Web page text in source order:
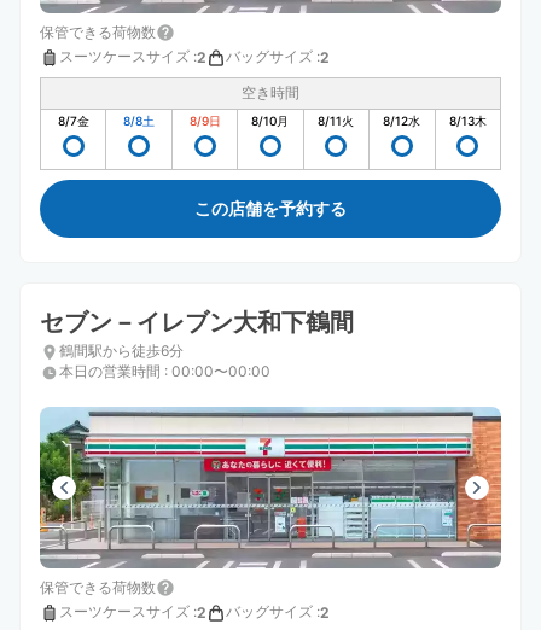
保管できる荷物数
スーツケースサイズ :2 バッグサイズ :2
空き時間
8/7金 8/8土 8/9日 8/10月 8/11火 8/12水 8/13木
この店舗を予約する
セブン－イレブン大和下鶴間
鶴間駅から徒歩6分
本日の営業時間 : 00:00〜00:00
保管できる荷物数
スーツケースサイズ :2 バッグサイズ :2